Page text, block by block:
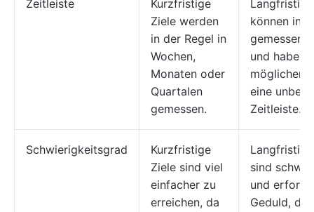
Zeitleiste
Kurzfristige
Ziele werden
in der Regel in
Wochen,
Monaten oder
Quartalen
gemessen.
können in
gemessen
und haben
eine
Zeitleiste.
Schwierigkeitsgrad
Kurzfristige
Ziele sind viel
einfacher zu
erreichen, da
sind
und
Geduld, da